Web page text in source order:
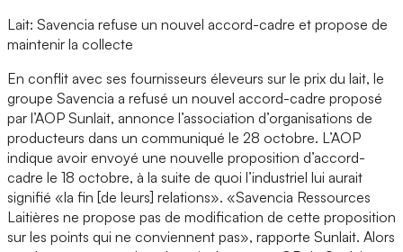
Lait: Savencia refuse un nouvel accord-cadre et propose de
maintenir la collecte
En conflit avec ses fournisseurs éleveurs sur le prix du lait, le
groupe Savencia a refusé un nouvel accord-cadre proposé
par l’AOP Sunlait, annonce l’association d’organisations de
producteurs dans un communiqué le 28 octobre. L’AOP
indique avoir envoyé une nouvelle proposition d’accord-
cadre le 18 octobre, à la suite de quoi l’industriel lui aurait
signifié «la fin [de leurs] relations». «Savencia Ressources
Laitières ne propose pas de modification de cette proposition
sur les points qui ne conviennent pas», rapporte Sunlait. Alors